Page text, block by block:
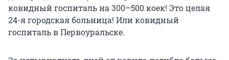
ковидный госпиталь на 300–500 коек! Это целая
24-я городская больница! Или ковидный
госпиталь в Первоуральске.